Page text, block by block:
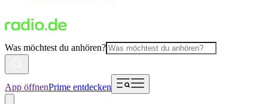
Was möchtest du anhören?
App öffnenPrime entdecken